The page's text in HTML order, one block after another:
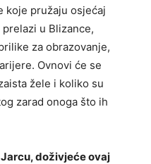
koje pružaju osjećaj
u Blizance,
za obrazovanje,
Ovnovi će se
žele i koliko su
zarad onoga što ih
doživjeće ovaj